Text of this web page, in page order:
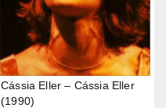
Cássia Eller – Cássia Eller
(1990)